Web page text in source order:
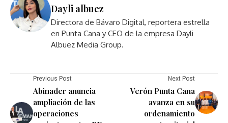
Dayli albuez
Directora de Bávaro Digital, reportera estrella
en Punta Cana y CEO de la empresa Dayli
Albuez Media Group.
Previous Post
Abinader anuncia
ampliación de las
operaciones
Next Post
Verón Punta Cana
avanza en su
ordenamiento